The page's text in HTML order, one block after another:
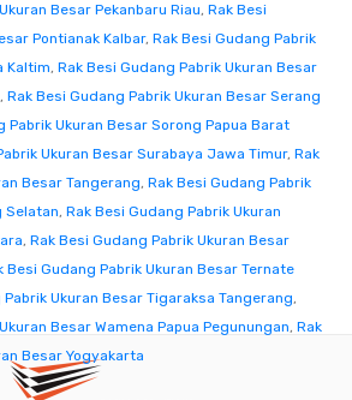
Besar Pekanbaru Riau, Rak Besi
Pontianak Kalbar, Rak Besi Gudang Pabrik
Kaltim, Rak Besi Gudang Pabrik Ukuran Besar
, Rak Besi Gudang Pabrik Ukuran Besar Serang
Pabrik Ukuran Besar Sorong Papua Barat
Ukuran Besar Surabaya Jawa Timur, Rak
Besar Tangerang, Rak Besi Gudang Pabrik
Selatan, Rak Besi Gudang Pabrik Ukuran
, Rak Besi Gudang Pabrik Ukuran Besar
Besi Gudang Pabrik Ukuran Besar Ternate
Pabrik Ukuran Besar Tigaraksa Tangerang,
Besar Wamena Papua Pegunungan, Rak
Besar Yogyakarta